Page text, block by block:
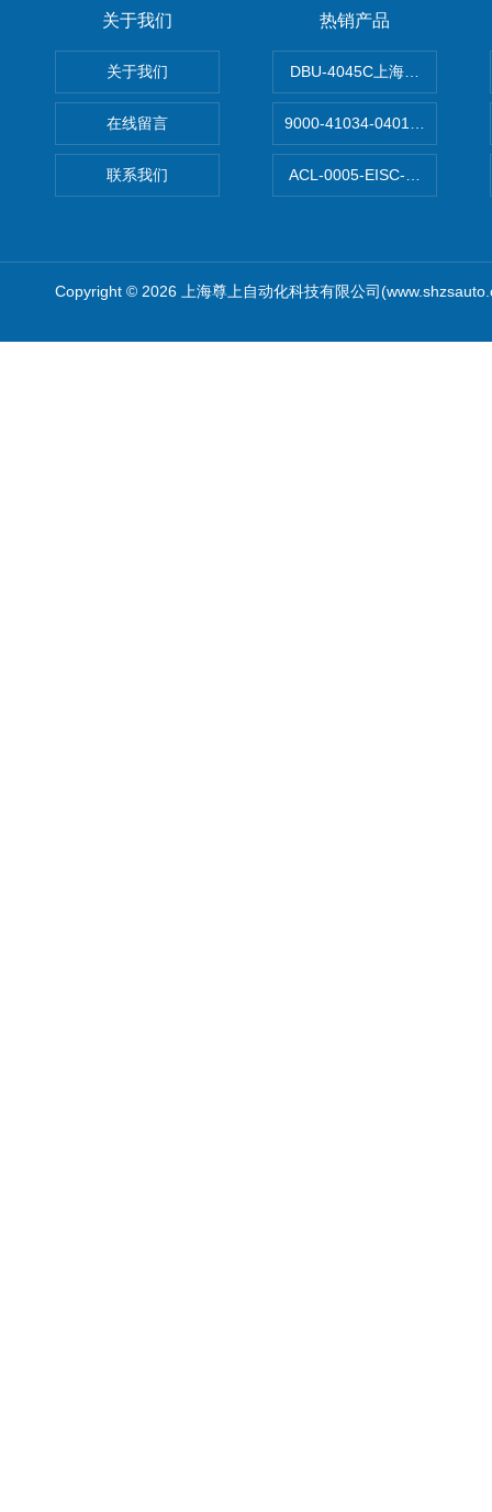
关于我们
关于我们
在线留言
联系我们
热销产品
DBU-4045C上海鹰峰制动单
9000-41034-0401000穆尔
ACL-0005-EISC-E2M8C上海
Copyright © 2026 上海尊上自动化科技有限公司